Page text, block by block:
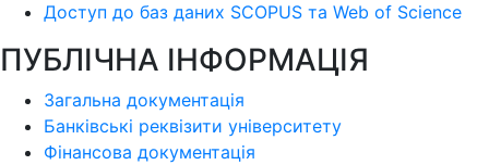
Доступ до баз даних SCOPUS та Web of Science
ПУБЛІЧНА ІНФОРМАЦІЯ
Загальна документація
Банківські реквізити університету
Фінансова документація